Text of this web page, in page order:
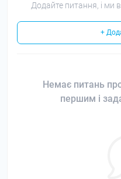
Додайте питання, і ми
+
Немає питань
першим і